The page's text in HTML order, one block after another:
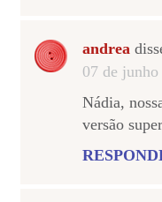
andrea
07 de
Nádia,
versão